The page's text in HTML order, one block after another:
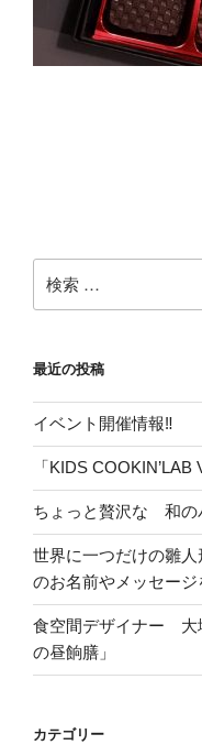
索:
最近の投稿
イベント開催情報‼
「KIDS
ちょっと贅沢な 和
世界に一つだけの雛
のお名前やメッセージ
食空間デザイナー 大
の昼餉膳」
カテゴリー